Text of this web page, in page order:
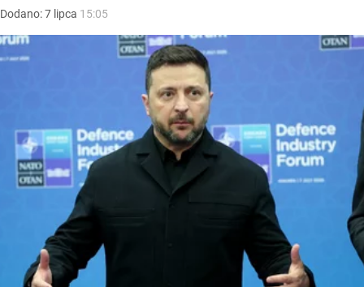
Dodano:7 lipca 15:05